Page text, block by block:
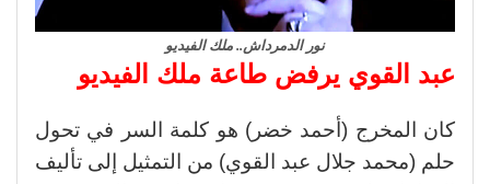
نور الدمرداش.. ملك الفيديو
عبد القوي يرفض طاعة ملك الفيديو
كان المخرج (أحمد خضر) هو كلمة السر في تحول
حلم (محمد جلال عبد القوي) من التمثيل إلى تأليف